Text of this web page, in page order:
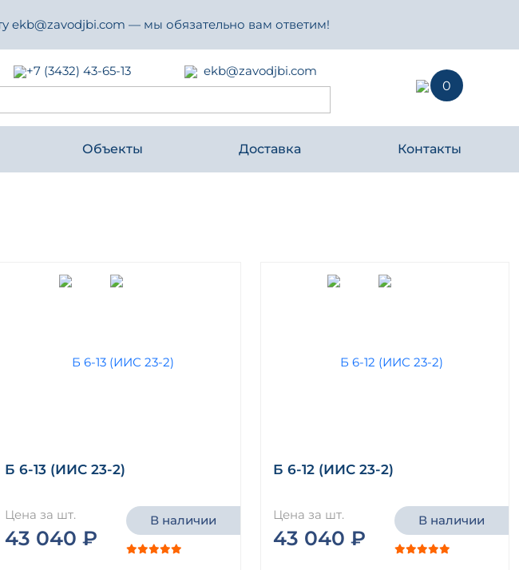
ekb@zavodjbi.com — мы обязательно вам ответим!
+7 (3432) 43-65-13
ekb@zavodjbi.com
0
Объекты Доставка Контакты
Б 6-13 (ИИС 23-2)
Цена за шт.
43 040 ₽
В наличии
Б 6-12 (ИИС 23-2)
Цена за шт.
43 040 ₽
В наличии